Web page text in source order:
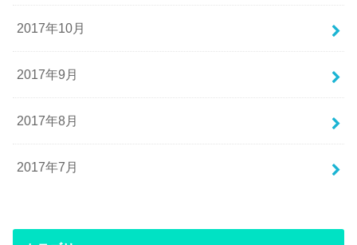
2017年10月
2017年9月
2017年8月
2017年7月